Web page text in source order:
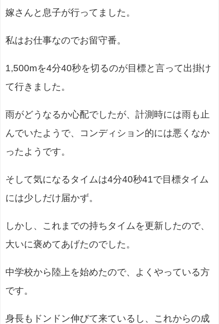
嫁さんと息子が行ってました。
私はお仕事なのでお留守番。
1,500mを4分40秒を切るのが目標と言って出掛け
て行きました。
雨がどうなるか心配でしたが、計測時には雨も止
んでいたようで、コンディション的には悪くなか
ったようです。
そして気になるタイムは4分40秒41で目標タイム
には少しだけ届かず。
しかし、これまでの持ちタイムを更新したので、
大いに褒めてあげたのでした。
中学校から陸上を始めたので、よくやっている方
です。
身長もドンドン伸びて来ているし、これからの成